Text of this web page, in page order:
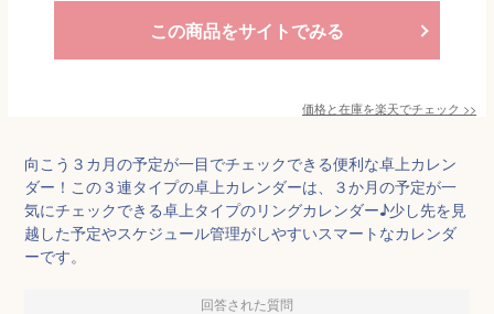
この商品をサイトでみる
価格と在庫を楽天でチェック >>
向こう３カ月の予定が一目でチェックできる便利な卓上カレン
ダー！この３連タイプの卓上カレンダーは、３か月の予定が一
気にチェックできる卓上タイプのリングカレンダー♪少し先を見
越した予定やスケジュール管理がしやすいスマートなカレンダ
ーです。
回答された質問